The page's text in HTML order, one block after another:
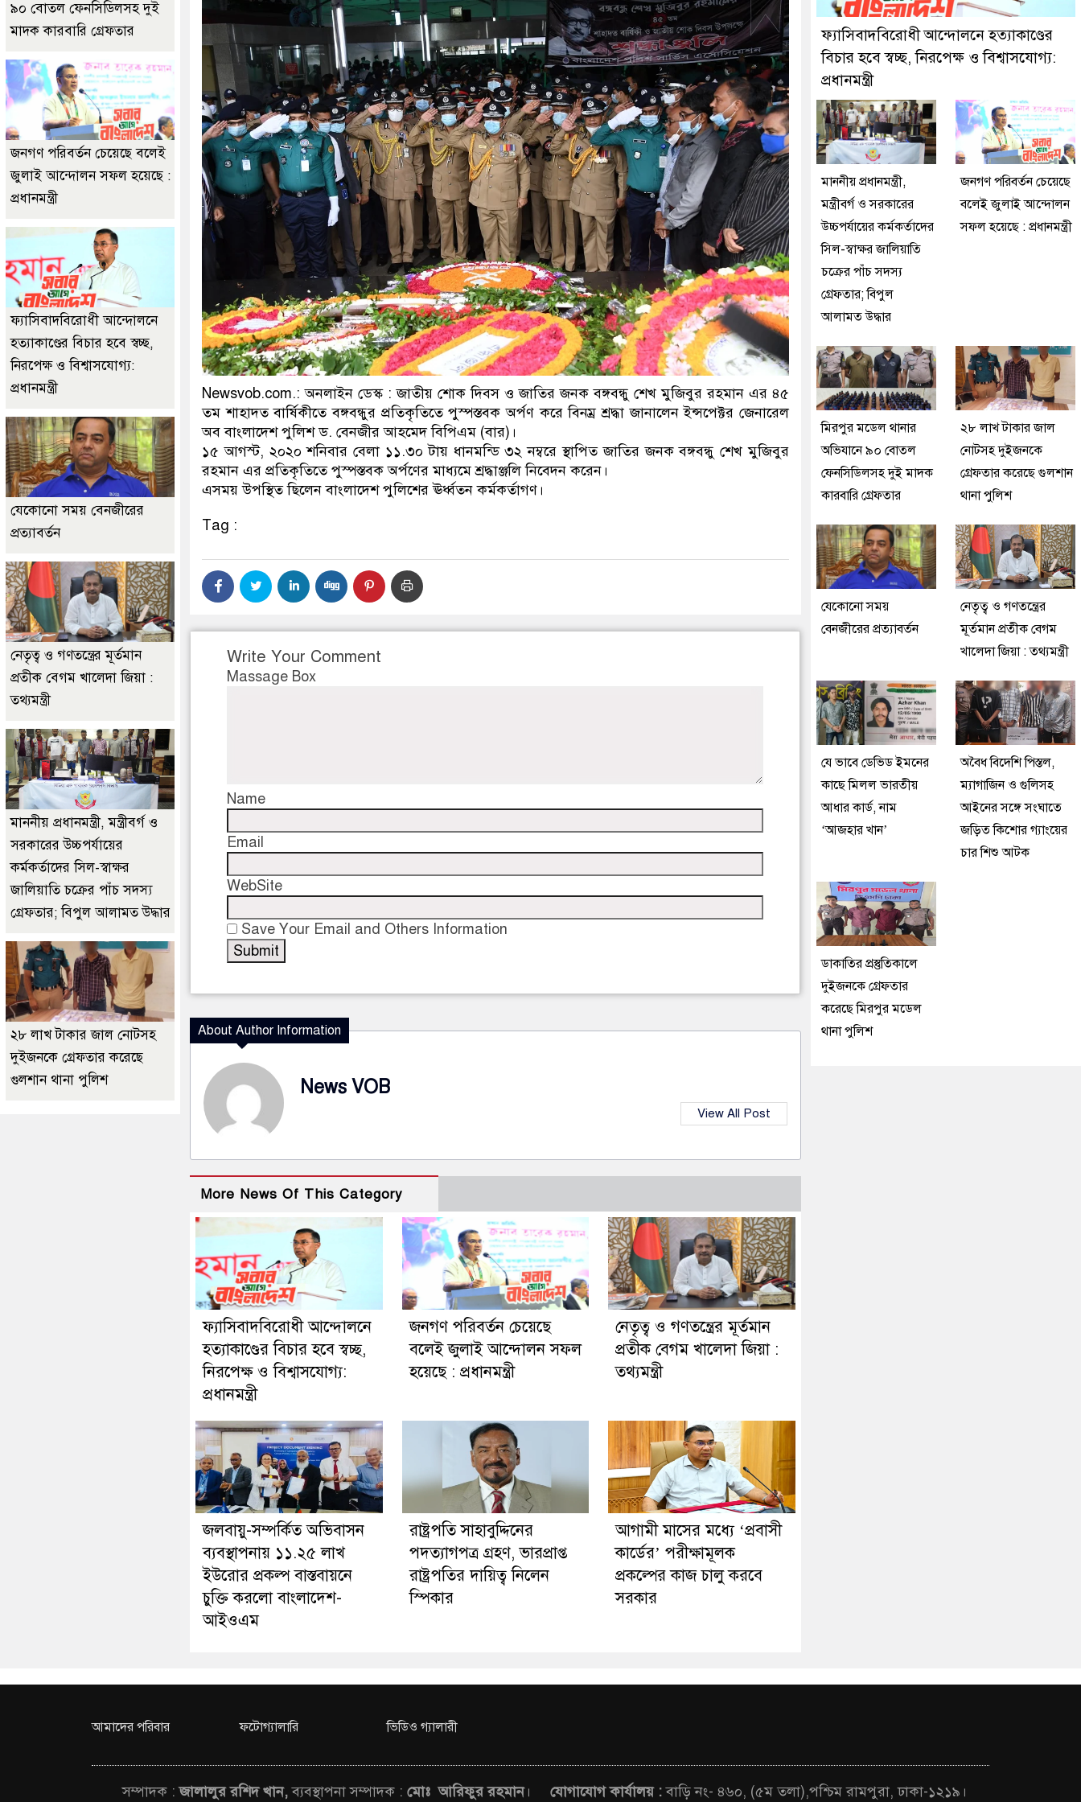
ডাকাতির প্রস্তুতিকালে দুইজনকে গ্রেফতার করেছে মিরপুর মডেল থানা পুলিশ
Newsvob.com.: অনলাইন ডেস্ক : জাতীয় শোক দিবস ও জাতির জনক বঙ্গবন্ধু শেখ মুজিবুর রহমান এর ৪৫
তম শাহাদত বার্ষিকীতে বঙ্গবন্ধুর প্রতিকৃতিতে পুস্পস্তবক অর্পণ করে বিনম্র শ্রদ্ধা জানালেন ইন্সপেক্টর জেনারেল
অব বাংলাদেশ পুলিশ ড. বেনজীর আহমেদ বিপিএম (বার)।
১৫ আগস্ট, ২০২০ শনিবার বেলা ১১.৩০ টায় ধানমন্ডি ৩২ নম্বরে স্থাপিত জাতির জনক বঙ্গবন্ধু শেখ মুজিবুর
রহমান এর প্রতিকৃতিতে পুস্পস্তবক অর্পণের মাধ্যমে শ্রদ্ধাঞ্জলি নিবেদন করেন।
এসময় উপস্থিত ছিলেন বাংলাদেশ পুলিশের ঊর্ধ্বতন কর্মকর্তাগণ।
Tag :
Write Your Comment
Massage Box
Name
Email
WebSite
Save Your Email and Others Information
About Author Information
News VOB
View All Post
More News Of This Category
ফ্যাসিবাদবিরোধী আন্দোলনে
হত্যাকাণ্ডের বিচার হবে স্বচ্ছ,
নিরপেক্ষ ও বিশ্বাসযোগ্য:
প্রধানমন্ত্রী
জনগণ পরিবর্তন চেয়েছে
বলেই জুলাই আন্দোলন সফল
হয়েছে : প্রধানমন্ত্রী
নেতৃত্ব ও গণতন্ত্রের মূর্তমান
প্রতীক বেগম খালেদা জিয়া :
তথ্যমন্ত্রী
জলবায়ু-সম্পর্কিত অভিবাসন
ব্যবস্থাপনায় ১১.২৫ লাখ
ইউরোর প্রকল্প বাস্তবায়নে
চুক্তি করলো বাংলাদেশ-
আইওএম
রাষ্ট্রপতি সাহাবুদ্দিনের
পদত্যাগপত্র গ্রহণ, ভারপ্রাপ্ত
রাষ্ট্রপতির দায়িত্ব নিলেন
স্পিকার
আগামী মাসের মধ্যে ‘প্রবাসী
কার্ডের’ পরীক্ষামূলক
প্রকল্পের কাজ চালু করবে
সরকার
৯০ বোতল ফেনসিডিলসহ দুই
মাদক কারবারি গ্রেফতার
জনগণ পরিবর্তন চেয়েছে বলেই
জুলাই আন্দোলন সফল হয়েছে :
প্রধানমন্ত্রী
ফ্যাসিবাদবিরোধী আন্দোলনে
হত্যাকাণ্ডের বিচার হবে স্বচ্ছ,
নিরপেক্ষ ও বিশ্বাসযোগ্য:
প্রধানমন্ত্রী
যেকোনো সময় বেনজীরের
প্রত্যাবর্তন
নেতৃত্ব ও গণতন্ত্রের মূর্তমান
প্রতীক বেগম খালেদা জিয়া :
তথ্যমন্ত্রী
মাননীয় প্রধানমন্ত্রী, মন্ত্রীবর্গ ও
সরকারের উচ্চপর্যায়ের
কর্মকর্তাদের সিল-স্বাক্ষর
জালিয়াতি চক্রের পাঁচ সদস্য
গ্রেফতার; বিপুল আলামত উদ্ধার
২৮ লাখ টাকার জাল নোটসহ
দুইজনকে গ্রেফতার করেছে
গুলশান থানা পুলিশ
ফ্যাসিবাদবিরোধী আন্দোলনে হত্যাকাণ্ডের
বিচার হবে স্বচ্ছ, নিরপেক্ষ ও বিশ্বাসযোগ্য:
প্রধানমন্ত্রী
মাননীয় প্রধানমন্ত্রী,
মন্ত্রীবর্গ ও সরকারের
উচ্চপর্যায়ের কর্মকর্তাদের
সিল-স্বাক্ষর জালিয়াতি
চক্রের পাঁচ সদস্য
গ্রেফতার; বিপুল
আলামত উদ্ধার
জনগণ পরিবর্তন চেয়েছে
বলেই জুলাই আন্দোলন
সফল হয়েছে : প্রধানমন্ত্রী
মিরপুর মডেল থানার
অভিযানে ৯০ বোতল
ফেনসিডিলসহ দুই মাদক
কারবারি গ্রেফতার
২৮ লাখ টাকার জাল
নোটসহ দুইজনকে
গ্রেফতার করেছে গুলশান
থানা পুলিশ
যেকোনো সময়
বেনজীরের প্রত্যাবর্তন
নেতৃত্ব ও গণতন্ত্রের
মূর্তমান প্রতীক বেগম
খালেদা জিয়া : তথ্যমন্ত্রী
যে ভাবে ডেভিড ইমনের
কাছে মিলল ভারতীয়
আধার কার্ড, নাম
‘আজহার খান’
অবৈধ বিদেশি পিস্তল,
ম্যাগাজিন ও গুলিসহ
আইনের সঙ্গে সংঘাতে
জড়িত কিশোর গ্যাংয়ের
চার শিশু আটক
ডাকাতির প্রস্তুতিকালে
দুইজনকে গ্রেফতার
করেছে মিরপুর মডেল
থানা পুলিশ
আমাদের পরিবার ফটোগ্যালারি ভিডিও গ্যালারী
সম্পাদক :জালালুর রশিদ খান,ব্যবস্থাপনা সম্পাদক : মোঃ আরিফুর রহমান। যোগাযোগ কার্যালয় :বাড়ি নং- ৪৬০, (৫ম তলা),পশ্চিম রামপুরা, ঢাকা-১২১৯।